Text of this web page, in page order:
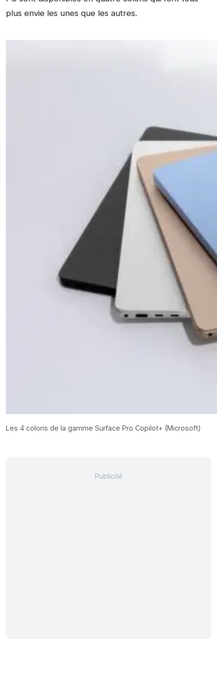
plus envie les unes que les autres.
Les 4 coloris de la gamme Surface Pro Copilot+ (Microsoft)